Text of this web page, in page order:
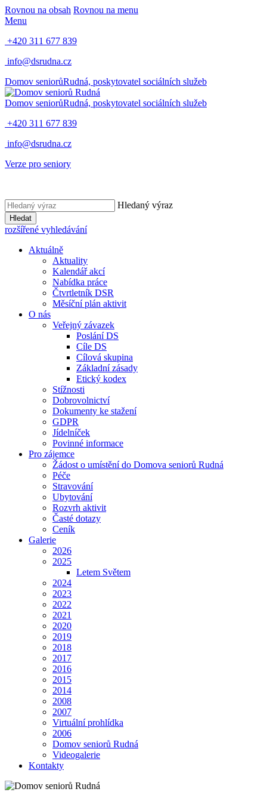
Rovnou na obsah Rovnou na menu
Menu
+420 311 677 839
info@dsrudna.cz
Domov seniorůRudná, poskytovatel sociálních služeb
Domov seniorůRudná, poskytovatel sociálních služeb
+420 311 677 839
info@dsrudna.cz
Verze pro seniory
Hledaný výraz
Hledat
rozšířené vyhledávání
Aktuálně
Aktuality
Kalendář akcí
Nabídka práce
Čtvrtletník DSR
Měsíční plán aktivit
O nás
Veřejný závazek
Poslání DS
Cíle DS
Cílová skupina
Základní zásady
Etický kodex
Stížnosti
Dobrovolnictví
Dokumenty ke stažení
GDPR
Jídelníček
Povinné informace
Pro zájemce
Žádost o umístění do Domova seniorů Rudná
Péče
Stravování
Ubytování
Rozvrh aktivit
Časté dotazy
Ceník
Galerie
2026
2025
Letem Světem
2024
2023
2022
2021
2020
2019
2018
2017
2016
2015
2014
2008
2007
Virtuální prohlídka
2006
Domov seniorů Rudná
Videogalerie
Kontakty